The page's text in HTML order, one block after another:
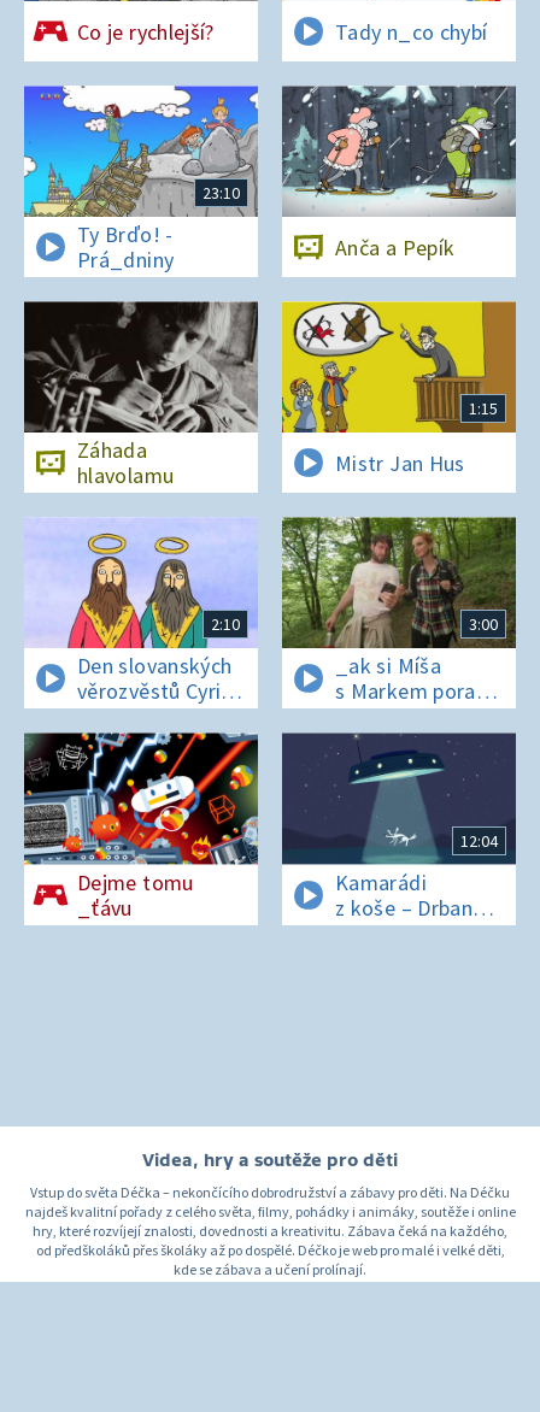
Co je rychlejší? Tady n_co chybí
23:10
Ty Brďo! -
Prá_dniny
Anča a Pepík
Záhada
hlavolamu
1:15
Mistr Jan Hus
2:10
Den slovanských
věrozvěstů Cyrila
a Metoděje
3:00
_ak si Míša
s Markem poradí
v lese bez
si_nálu?
Dejme tomu
_ťávu
12:04
Kamarádi
z koše – Drban
a UFO
Videa, hry a soutěže pro děti
Vstup do světa Déčka – nekončícího dobrodružství a zábavy pro děti. Na Déčku
najdeš kvalitní pořady z celého světa, filmy, pohádky i animáky, soutěže i online
hry, které rozvíjejí znalosti, dovednosti a kreativitu. Zábava čeká na každého,
od předškoláků přes školáky až po dospělé. Déčko je web pro malé i velké děti,
kde se zábava a učení prolínají.